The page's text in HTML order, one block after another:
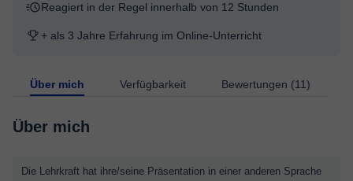
Reagiert in der Regel innerhalb von 12 Stunden
+ als 3 Jahre Erfahrung im Online-Unterricht
Über mich Verfügbarkeit Bewertungen (11)
Über mich
Die Lehrkraft hat ihre/seine Präsentation in einer anderen Sprache